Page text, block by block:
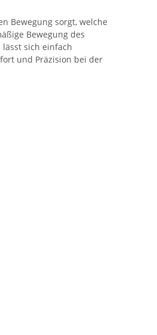
Bewegung sorgt, welche
Bewegung des
sich einfach
und Präzision bei der